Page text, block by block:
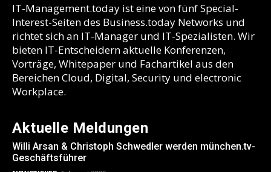
IT-Management.today ist eine von fünf Special-
Interest-Seiten des Business.today Networks und
richtet sich an IT-Manager und IT-Spezialisten. Wir
bieten IT-Entscheidern aktuelle Konferenzen,
Vorträge, Whitepaper und Fachartikel aus den
Bereichen Cloud, Digital, Security und electronic
Workplace.
Aktuelle Meldungen
Willi Arsan & Christoph Schwedler werden münchen.tv-
Geschäftsführer